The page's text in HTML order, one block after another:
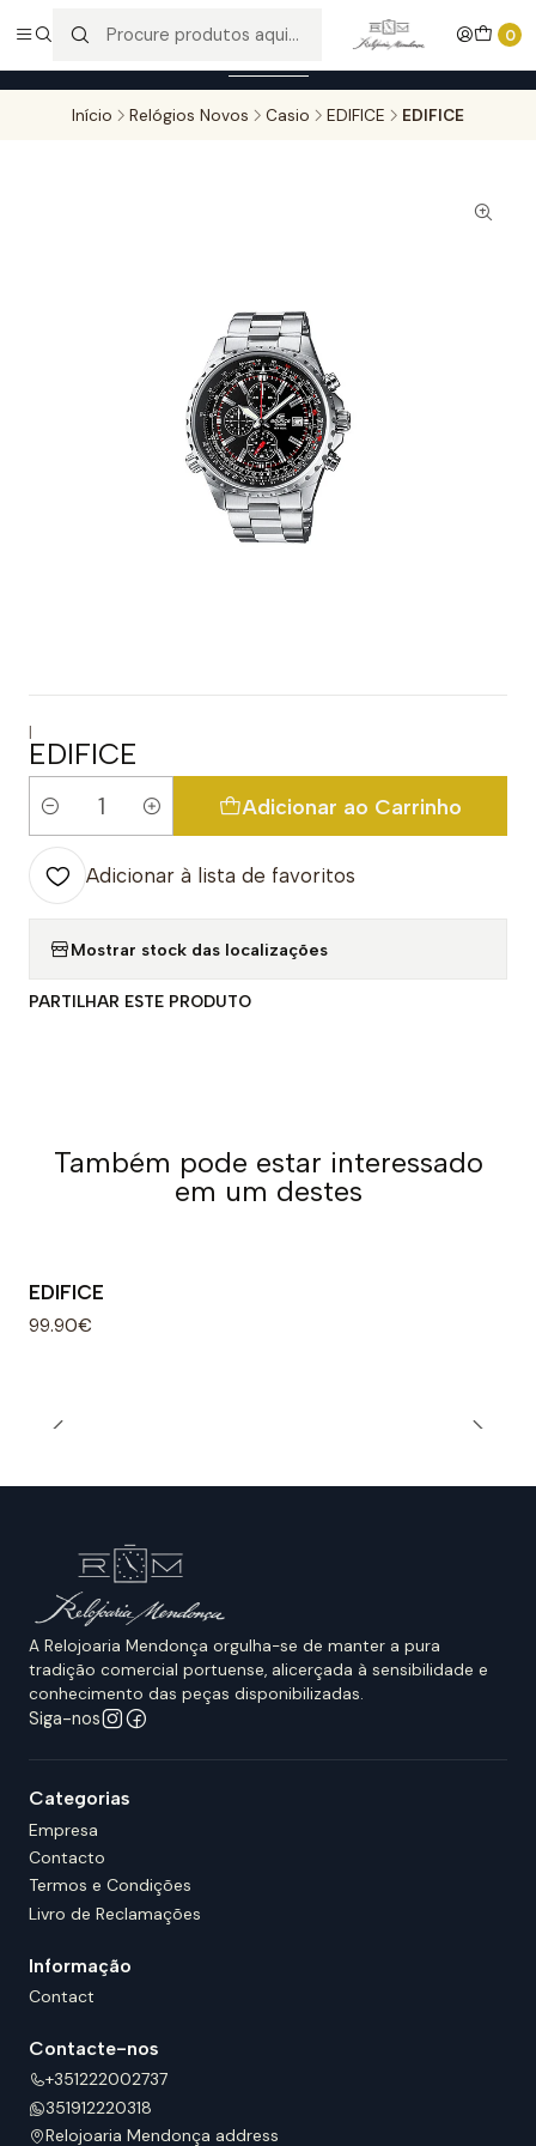
0
Entregas gratuitas para compras superiores a 100,00€ - Todas as
encomendas serão sujeitas a confirmação de stock.
Início Relógios Novos Casio EDIFICE EDIFICE
|
EDIFICE
Quantidade
Adicionar ao Carrinho
Adicionar à lista de favoritos
Mostrar stock das localizações
PARTILHAR ESTE PRODUTO
Também pode estar interessado
em um destes
EDIFICE
99.90€
A Relojoaria Mendonça orgulha-se de manter a pura
tradição comercial portuense, alicerçada à sensibilidade e
conhecimento das peças disponibilizadas.
Siga-nos
Categorias
Empresa
Contacto
Termos e Condições
Livro de Reclamações
Informação
Contact
Contacte-nos
+351222002737
351912220318
Relojoaria Mendonça address